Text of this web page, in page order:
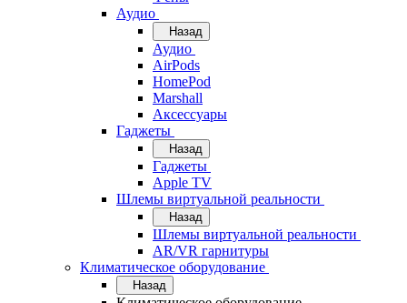
Аудио
Назад
Аудио
AirPods
HomePod
Marshall
Аксессуары
Гаджеты
Назад
Гаджеты
Apple TV
Шлемы виртуальной реальности
Назад
Шлемы виртуальной реальности
AR/VR гарнитуры
Климатическое оборудование
Назад